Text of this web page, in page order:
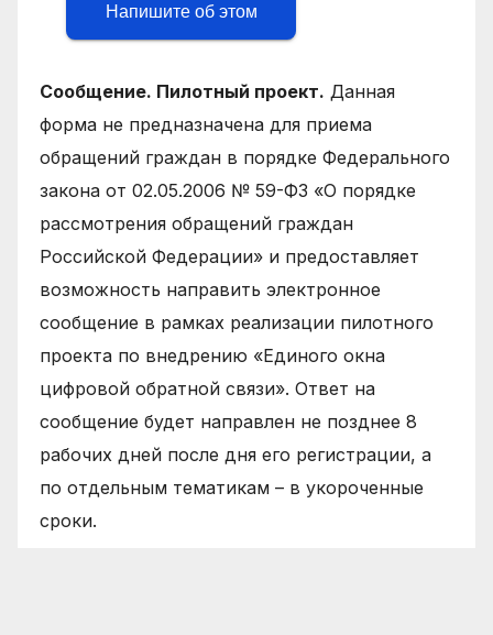
Напишите об этом
Сообщение. Пилотный проект. Данная
форма не предназначена для приема
обращений граждан в порядке Федерального
закона от 02.05.2006 № 59-ФЗ «О порядке
рассмотрения обращений граждан
Российской Федерации» и предоставляет
возможность направить электронное
сообщение в рамках реализации пилотного
проекта по внедрению «Единого окна
цифровой обратной связи». Ответ на
сообщение будет направлен не позднее 8
рабочих дней после дня его регистрации, а
по отдельным тематикам – в укороченные
сроки.